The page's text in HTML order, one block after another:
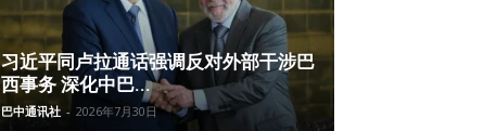
习近平同卢拉通话强调反对外部干涉巴
西事务 深化中巴...
巴中通讯社 - 2026年7月30日